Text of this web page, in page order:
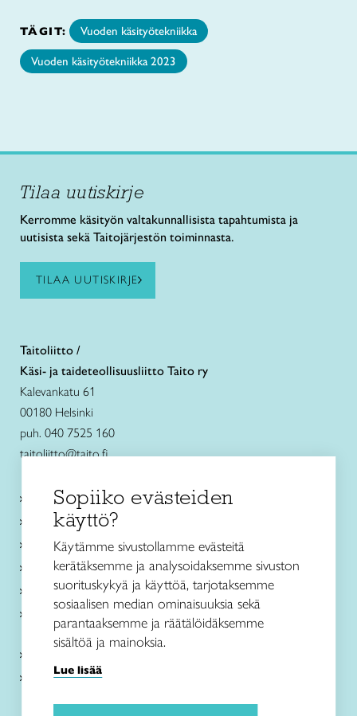
TÄGIT: Vuoden käsityötekniikka
Vuoden käsityötekniikka 2023
Tilaa uutiskirje
Kerromme käsityön valtakunnallisista tapahtumista ja
uutisista sekä Taitojärjestön toiminnasta.
TILAA UUTISKIRJE
Taitoliitto /
Käsi- ja taideteollisuusliitto Taito ry
Kalevankatu 61
00180 Helsinki
puh. 040 7525 160
taitoliitto@taito.fi
Käsityökurssit ja koulutus
Ajankohtaista
Käsityöohjeet
Me olemme Taito
Paikallinen toiminta
Verkkokaupat
Kirjaudu Arviin
Kirjaudu Taitocampukseen
Sopiiko evästeiden
käyttö?
Käytämme sivustollamme evästeitä
kerätäksemme ja analysoidaksemme sivuston
suorituskykyä ja käyttöä, tarjotaksemme
sosiaalisen median ominaisuuksia sekä
parantaaksemme ja räätälöidäksemme
sisältöä ja mainoksia.
Lue lisää